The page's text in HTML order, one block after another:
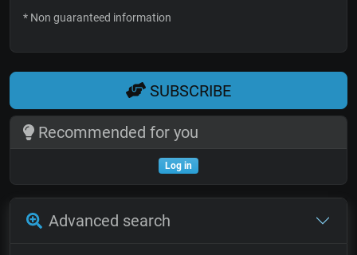
* Non guaranteed information
SUBSCRIBE
Recommended for you
Log in
Advanced search